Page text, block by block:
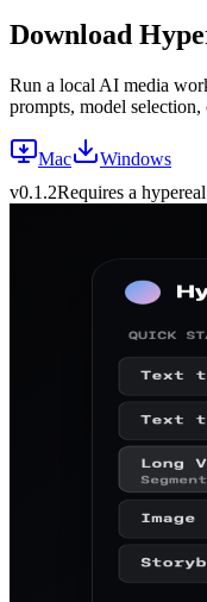
Download
Run a local AI media
prompts, model
Mac
Windows
v0.1.2Requires a